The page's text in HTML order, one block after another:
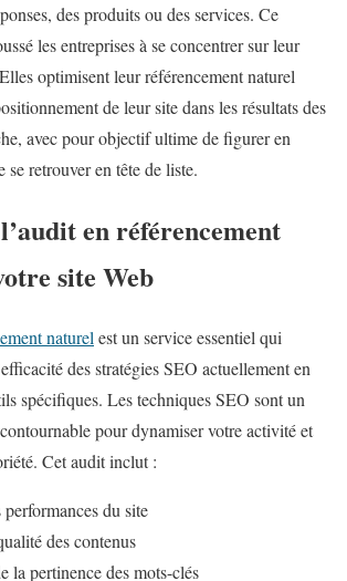
des produits ou des services. Ce
les entreprises à se concentrer sur leur
optimisent leur référencement naturel
de leur site dans les résultats des
avec pour objectif ultime de figurer en
se retrouver en tête de liste.
en référencement
site Web
naturel est un service essentiel qui
des stratégies SEO actuellement en
spécifiques. Les techniques SEO sont un
pour dynamiser votre activité et
Cet audit inclut :
du site
des contenus
la pertinence des mots-clés